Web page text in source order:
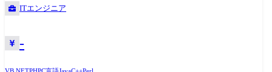
ITエンジニア
-